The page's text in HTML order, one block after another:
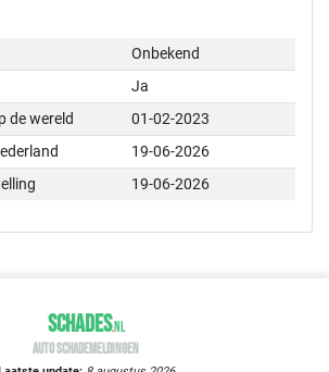
Onbekend
Ja
de wereld
01-02-2023
19-06-2026
19-06-2026
SCHADES.NL
AUTO SCHADEMELDINGEN